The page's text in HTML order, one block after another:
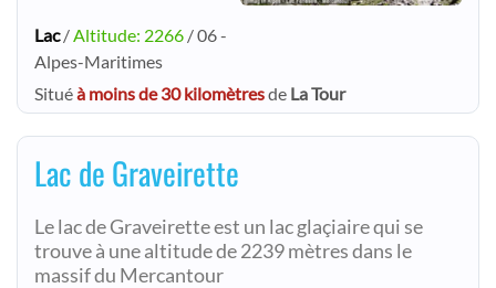
Lac/ Altitude: 2266 / 06 -
Alpes-Maritimes
Situéà moins de 30 kilomètresde La Tour
Lac de Graveirette
Le lac de Graveirette est un lac glaçiaire qui se
trouve à une altitude de 2239 mètres dans le
massif du Mercantour